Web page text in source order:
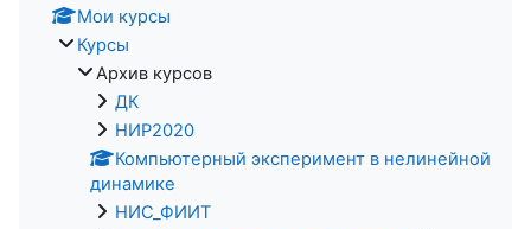
Мои курсы
Курсы
Архив курсов
ДК
НИР2020
Компьютерный эксперимент в нелинейной
динамике
НИС_ФИИТ